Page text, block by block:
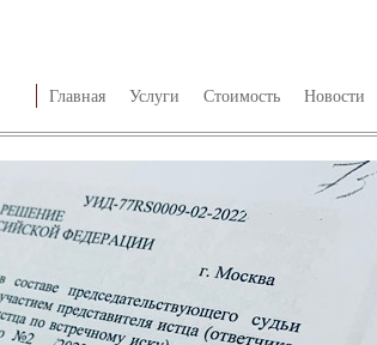
Главная Услуги Стоимость Новости